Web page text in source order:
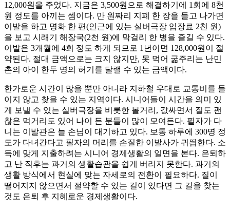
12,000원을 주었다. 지금은 3,500원으로 해결하기에 1회에 8천
원 정도를 아끼는 셈이다. 만 원짜리 지폐 한 장을 들고 나가면
이발을 하고 명화 한 편(인근에 있는 실버극장 입장료 2천 원)
을 보고 시래기 해장국(2천 원)에 막걸리 한 병을 즐길 수 있다.
이발은 3개월에 4회 정도 하게 되므로 1년이면 128,000원이 절
약된다. 절대 금액으로는 크지 않지만, 못 먹어 굶주리는 난민
촌의 아이 한두 명의 허기를 달랠 수 있는 금액이다.
한가로운 시간이 많을 뿐만 아니라 지하철 우대로 교통비를 들
이지 않고 찾을 수 있는 지역이다. 시니어들이 시간을 의미 있
게 보낼 수 있는 실버극장을 비롯한 볼거리, 값싸면서 질도 괜
찮은 먹거리도 있어 나이 든 분들이 많이 모여든다. 필자가 다
니는 이발관은 늘 손님이 대기하고 있다. 보통 하루에 300명 정
도가 다녀간다고 필자의 머리를 손질한 이발사가 귀띔한다. 소
득에 맞게 지출하려는 시니어 경제생활의 일면을 본다. 은퇴하
고 난 직후는 과거의 생활습관을 쉽게 버리지 못한다. 과거의
생활 방식에서 현실에 맞는 자세로의 전환이 필요하다. 질이
떨어지지 않으면서 절약할 수 있는 길이 있다면 그 길을 찾는
것도 은퇴 후 지혜로운 경제생활이다.